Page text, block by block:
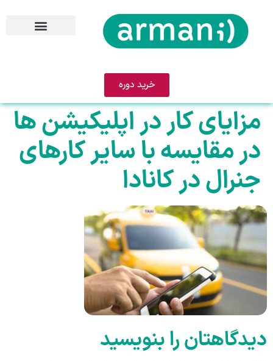
خرید دوره
مزایای کار در اپلیکیشن ها
در مقایسه با سایر کارهای
جنرال در کانادا
دیدگاهتان را بنویسید